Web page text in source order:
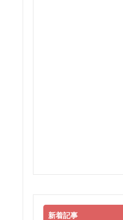
新着記事